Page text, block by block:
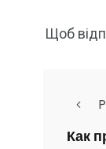
Щоб
Как